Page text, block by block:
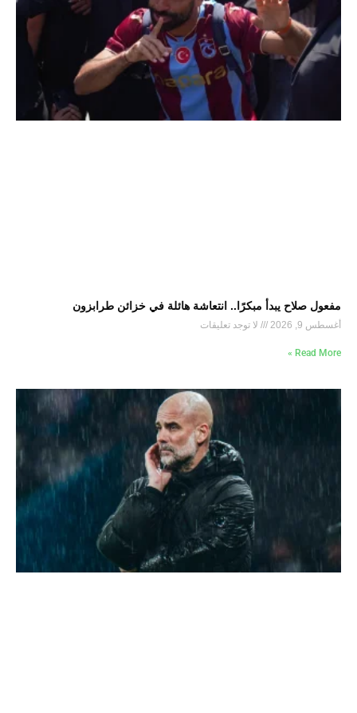
مفعول صلاح يبدأ مبكرًا.. انتعاشة هائلة في خزائن طرابزون
أغسطس 9, 2026 لا توجد تعليقات
Read More »